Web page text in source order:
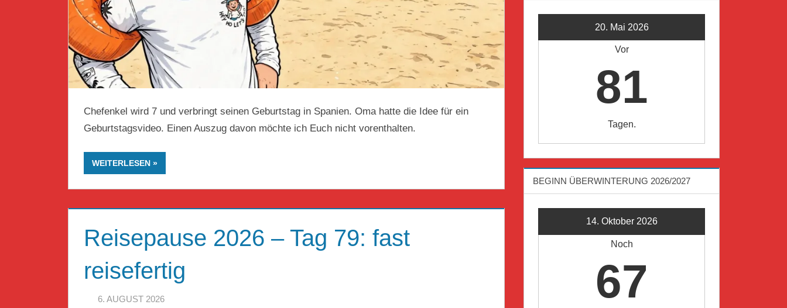
Chefenkel wird 7 und verbringt seinen Geburtstag in Spanien. Oma hatte die Idee für ein
Geburtstagsvideo. Einen Auszug davon möchte ich Euch nicht vorenthalten.
WEITERLESEN
Reisepause 2026 – Tag 79: fast
reisefertig
6. AUGUST 2026
20. Mai 2026
Vor
81
Tagen.
BEGINN ÜBERWINTERUNG 2026/2027
14. Oktober 2026
Noch
67